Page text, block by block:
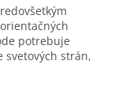
potrebuje
svetových strán,